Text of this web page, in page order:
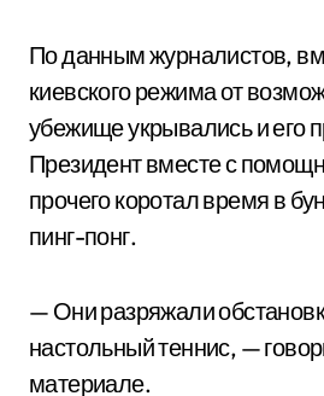
По данным журналистов,
киевского режима от
убежище укрывались и его
Президент вместе с
прочего коротал время в
пинг-понг.
— Они разряжали
настольный теннис, —
материале.